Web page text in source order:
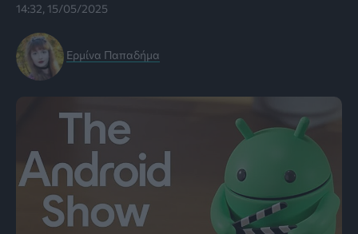
14:32, 15/05/2025
Ερμίνα Παπαδήμα